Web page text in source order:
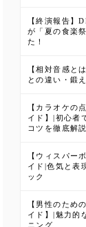
【終演報告】
が「夏の食楽
た！
【相対音感と
との違い・鍛
【カラオケの
イド】|初心者
コツを徹底解説
【ウィスパー
イド|色気と表
ック
【男性のため
イド】|魅力的
ニング